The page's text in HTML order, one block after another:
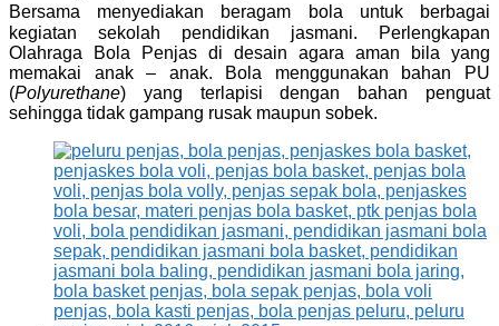
Bersama menyediakan beragam bola untuk berbagai
kegiatan sekolah pendidikan jasmani. Perlengkapan
Olahraga Bola Penjas di desain agara aman bila yang
memakai anak – anak. Bola menggunakan bahan PU
(Polyurethane) yang terlapisi dengan bahan penguat
sehingga tidak gampang rusak maupun sobek.